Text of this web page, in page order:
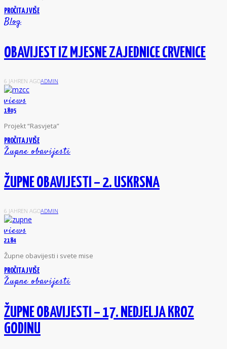
PROČITAJ VIŠE
Blog
OBAVIJEST IZ MJESNE ZAJEDNICE CRVENICE
6 JAHREN AGOADMIN
views
1805
Projekt “Rasvjeta”
PROČITAJ VIŠE
Župne obavijesti
ŽUPNE OBAVIJESTI – 2. USKRSNA
6 JAHREN AGOADMIN
views
2184
Župne obavijesti i svete mise
PROČITAJ VIŠE
Župne obavijesti
ŽUPNE OBAVIJESTI – 17. NEDJELJA KROZ
GODINU